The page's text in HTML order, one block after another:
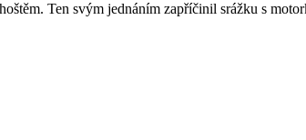
Ten svým jednáním zapříčinil srážku s